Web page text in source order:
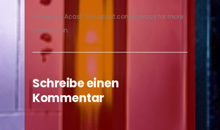
Hosted on Acast. See acast.com/privacy for more
information.
Schreibe einen
Kommentar